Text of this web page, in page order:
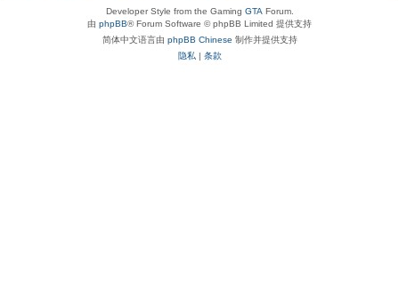
Developer Style from the Gaming GTA Forum.
由 phpBB® Forum Software © phpBB Limited 提供支持
简体中文语言由 phpBB Chinese 制作并提供支持
隐私 | 条款